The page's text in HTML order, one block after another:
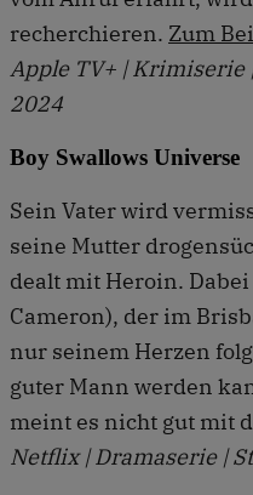
recherchieren. Zum
Apple TV+ | Krimiserie
2024
Boy Swallows Universe
Sein Vater wird
seine Mutter
dealt mit Heroin.
Cameron), der im
nur seinem Herzen
guter Mann werden
meint es nicht gut mit
Netflix | Dramaserie |